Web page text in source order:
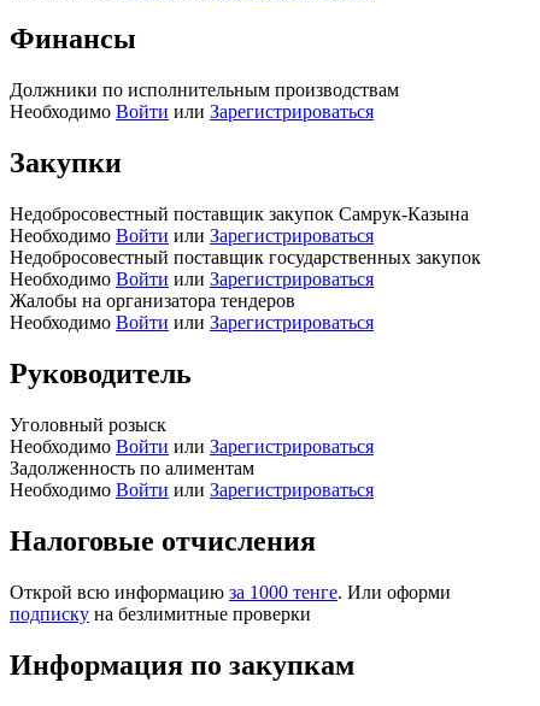
Финансы
Должники по исполнительным производствам
Необходимо Войти или Зарегистрироваться
Закупки
Недобросовестный поставщик закупок Самрук-Казына
Необходимо Войти или Зарегистрироваться
Недобросовестный поставщик государственных закупок
Необходимо Войти или Зарегистрироваться
Жалобы на организатора тендеров
Необходимо Войти или Зарегистрироваться
Руководитель
Уголовный розыск
Необходимо Войти или Зарегистрироваться
Задолженность по алиментам
Необходимо Войти или Зарегистрироваться
Налоговые отчисления
Открой всю информацию за 1000 тенге. Или оформи
подписку на безлимитные проверки
Информация по закупкам